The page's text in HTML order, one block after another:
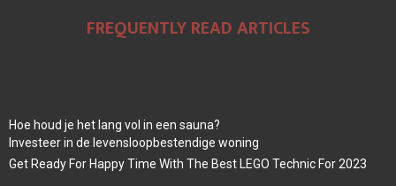
FREQUENTLY READ ARTICLES
Hoe houd je het lang vol in een sauna?
Investeer in de levensloopbestendige woning
Get Ready For Happy Time With The Best LEGO Technic For 2023